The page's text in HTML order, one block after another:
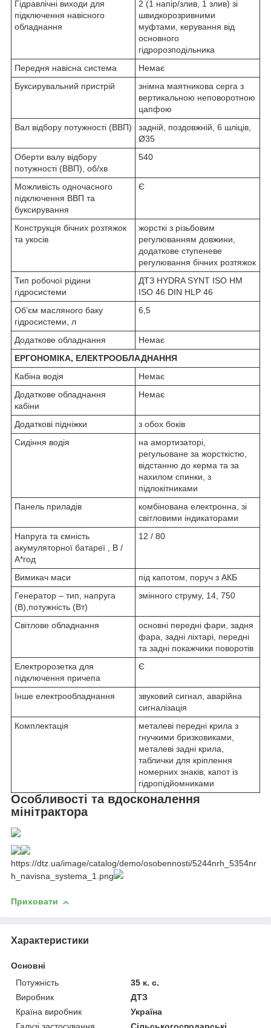
Гідравлічні виходи для
підключення навісного
обладнання
2 (1 напір/злив, 1 злив) зі
швидкорозривними
муфтами, керування від
основного
гідророзподільника
Передня навісна система
Немає
Буксирувальний пристрій
знімна маятникова серга з
вертикальною неповоротною
цапфою
Вал відбору потужності (ВВП)
задній, поздовжній, 6 шліців,
Ø35
Оберти валу відбору
потужності (ВВП), об/хв
540
Можливість одночасного
підключення ВВП та
буксирування
Є
Конструкція бічних розтяжок
та укосів
жорсткі з різьбовим
регулюванням довжини,
додаткове ступеневе
регулювання бічних розтяжок
Тип робочої рідини
гідросистеми
ДТЗ HYDRA SYNT ISO НМ
ISO 46 DIN HLP 46
Об’єм масляного баку
гідросистеми, л
6,5
Додаткове обладнання
Немає
ЕРГОНОМІКА, ЕЛЕКТРООБЛАДНАННЯ
Кабіна водія
Немає
Додаткове обладнання
кабіни
Немає
Додаткові підніжки
з обох боків
Сидіння водія
на амортизаторі,
регульоване за жорсткістю,
відстанню до керма та за
нахилом спинки, з
підлокітниками
Панель приладів
комбінована електронна, зі
світловими індикаторами
Напруга та ємність
акумуляторної батареї , В /
А*год
12 / 80
Вимикач маси
під капотом, поруч з АКБ
Генератор – тип, напруга
(В),потужність (Вт)
змінного струму, 14, 750
Світлове обладнання
основні передні фари, задня
фара, задні ліхтарі, передні
та задні покажчики поворотів
Електророзетка для
підключення причепа
Є
Інше електрообладнання
звуковий сигнал, аварійна
сигналізація
Комплектація
металеві передні крила з
гнучкими бризковиками,
металеві задні крила,
таблички для кріплення
номерних знаків, капот із
гідропідйомниками
Особливості та вдосконалення
мінітрактора
https://dtz.ua/image/catalog/demo/osobennosti/5244nrh_5354nr
h_navisna_systema_1.png
Приховати
Характеристики
Основні
Потужність
35 к. с.
Виробник
ДТЗ
Країна виробник
Україна